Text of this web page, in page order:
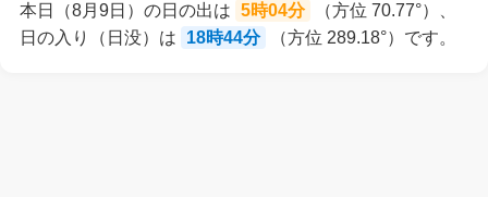
本日（8月9日）の日の出は 5時04分
（方位 70.77°）、
日の入り（日没）は
18時44分 （方位 289.18°）です。